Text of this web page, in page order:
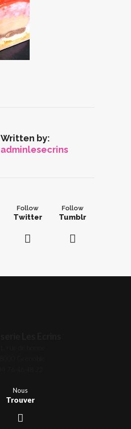
Written by:
adminlesecrins
Follow
Twitter
Follow
Tumblr
Nous
Trouver